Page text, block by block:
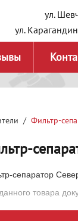
ул.
ул.
Фильтр-
сепаратор
товара